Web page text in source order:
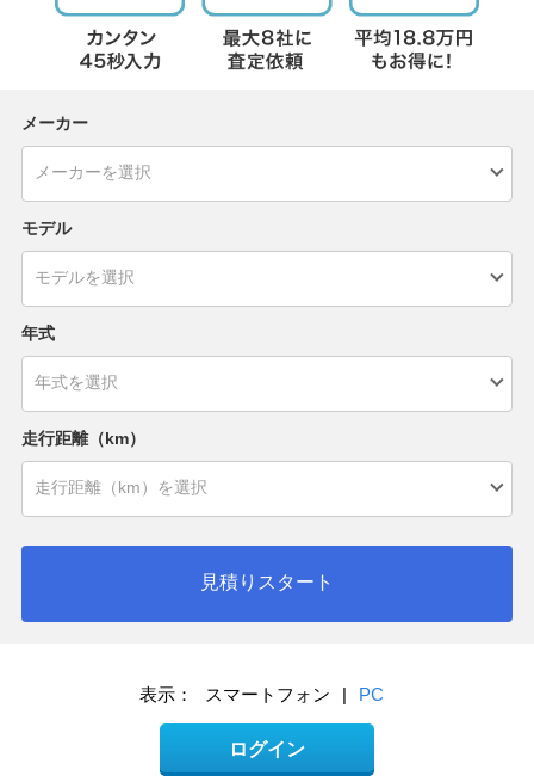
メーカー
モデル
年式
走行距離（km）
見積りスタート
表示： スマートフォン | PC
ログイン